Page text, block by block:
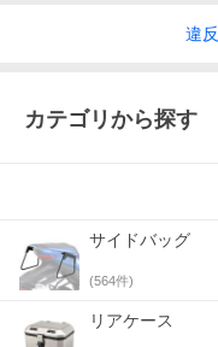
違反
カテゴリから探す
サイドバッグ
(564件)
リアケース